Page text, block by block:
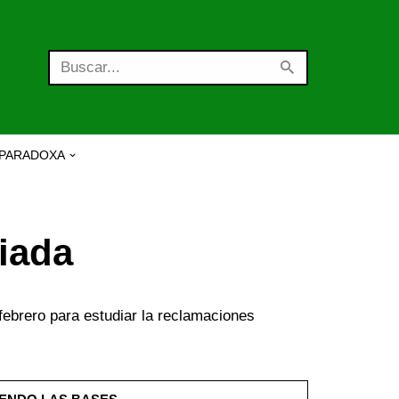
PARADOXA
para estudiar la reclamaciones